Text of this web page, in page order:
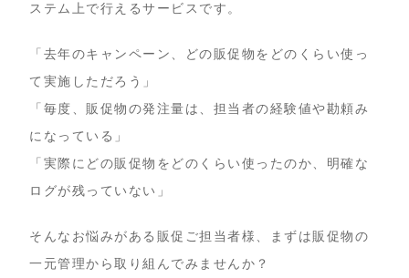
ステム上で行えるサービスです。
「去年のキャンペーン、どの販促物をどのくらい使っ
て実施しただろう」
「毎度、販促物の発注量は、担当者の経験値や勘頼み
になっている」
「実際にどの販促物をどのくらい使ったのか、明確な
ログが残っていない」
そんなお悩みがある販促ご担当者様、まずは販促物の
一元管理から取り組んでみませんか？